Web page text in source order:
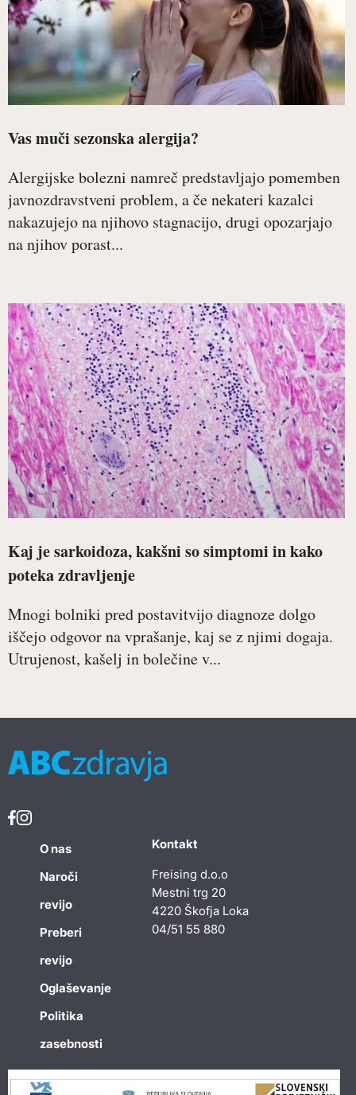
Vas muči sezonska alergija?
Alergijske bolezni namreč predstavljajo pomemben
javnozdravstveni problem, a če nekateri kazalci
nakazujejo na njihovo stagnacijo, drugi opozarjajo
na njihov porast...
Kaj je sarkoidoza, kakšni so simptomi in kako
poteka zdravljenje
Mnogi bolniki pred postavitvijo diagnoze dolgo
iščejo odgovor na vprašanje, kaj se z njimi dogaja.
Utrujenost, kašelj in bolečine v...
O nas
Naroči
revijo
Preberi
revijo
Oglaševanje
Politika
zasebnosti
Kontakt
Freising d.o.o
Mestni trg 20
4220 Škofja Loka
04/51 55 880